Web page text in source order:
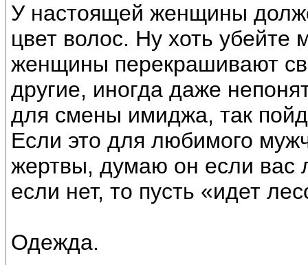
У настоящей женщины
цвет волос. Ну хоть
женщины перекрашивают
другие, иногда даже
для смены имиджа, так
Если это для любимого
жертвы, думаю он если вас
если нет, то пусть «идет
Одежда.